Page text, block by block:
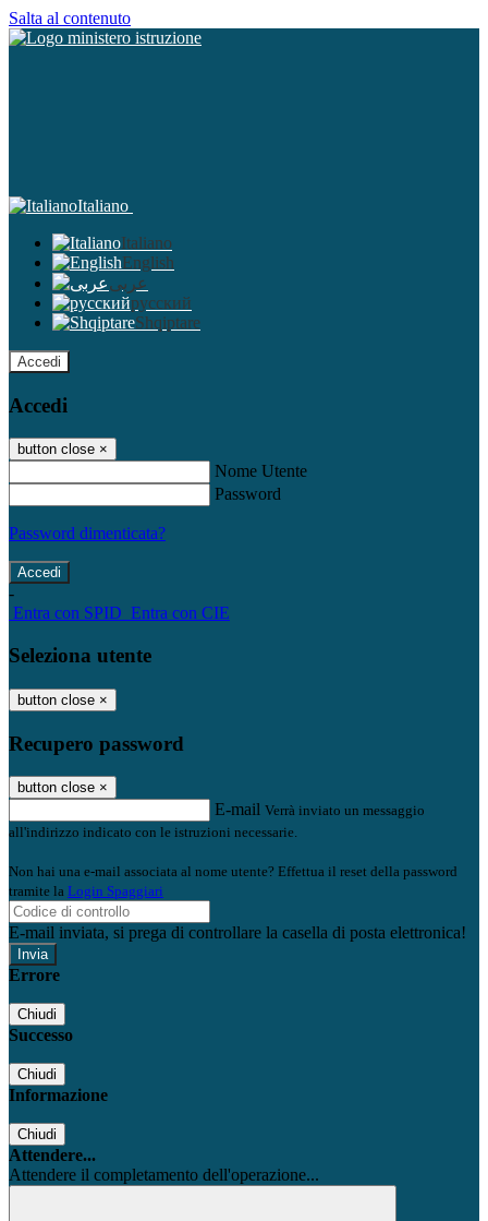
Salta al contenuto
Italiano
Italiano
English
عربى
русский
Shqiptare
Accedi
Accedi
button close ×
Nome Utente
Password
Password dimenticata?
-
Entra con SPID Entra con CIE
Seleziona utente
button close ×
Recupero password
button close ×
E-mail Verrà inviato un messaggio
all'indirizzo indicato con le istruzioni necessarie.
Non hai una e-mail associata al nome utente? Effettua il reset della password
tramite la Login Spaggiari
E-mail inviata, si prega di controllare la casella di posta elettronica!
Errore
Chiudi
Successo
Chiudi
Informazione
Chiudi
Attendere...
Attendere il completamento dell'operazione...